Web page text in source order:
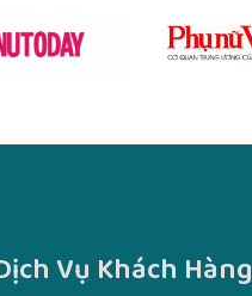
Vụ Khách Hàng